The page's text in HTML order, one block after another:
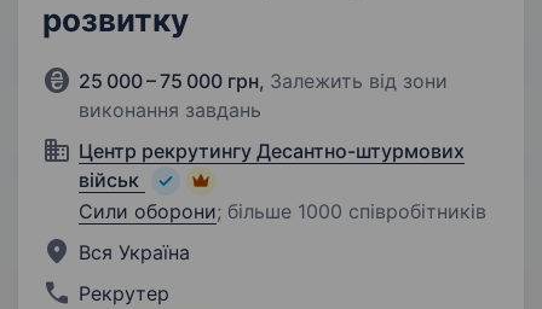
розвитку
25 000 – 75 000 грн, Залежить від зони
виконання завдань
Центр рекрутингу Десантно-штурмових
військ
Сили оборони; більше 1000 співробітників
Вся Україна
Рекрутер